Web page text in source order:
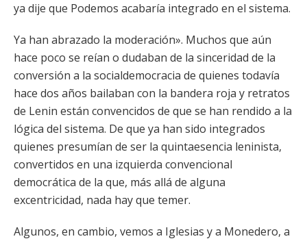
ya dije que Podemos acabaría integrado en el sistema.
Ya han abrazado la moderación». Muchos que aún
hace poco se reían o dudaban de la sinceridad de la
conversión a la socialdemocracia de quienes todavía
hace dos años bailaban con la bandera roja y retratos
de Lenin están convencidos de que se han rendido a la
lógica del sistema. De que ya han sido integrados
quienes presumían de ser la quintaesencia leninista,
convertidos en una izquierda convencional
democrática de la que, más allá de alguna
excentricidad, nada hay que temer.
Algunos, en cambio, vemos a Iglesias y a Monedero, a